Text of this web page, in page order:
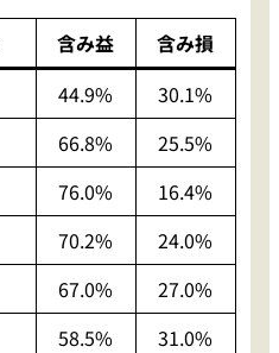
含み益
含み損
44.9%
30.1%
66.8%
25.5%
76.0%
16.4%
70.2%
24.0%
67.0%
27.0%
58.5% 31.0%